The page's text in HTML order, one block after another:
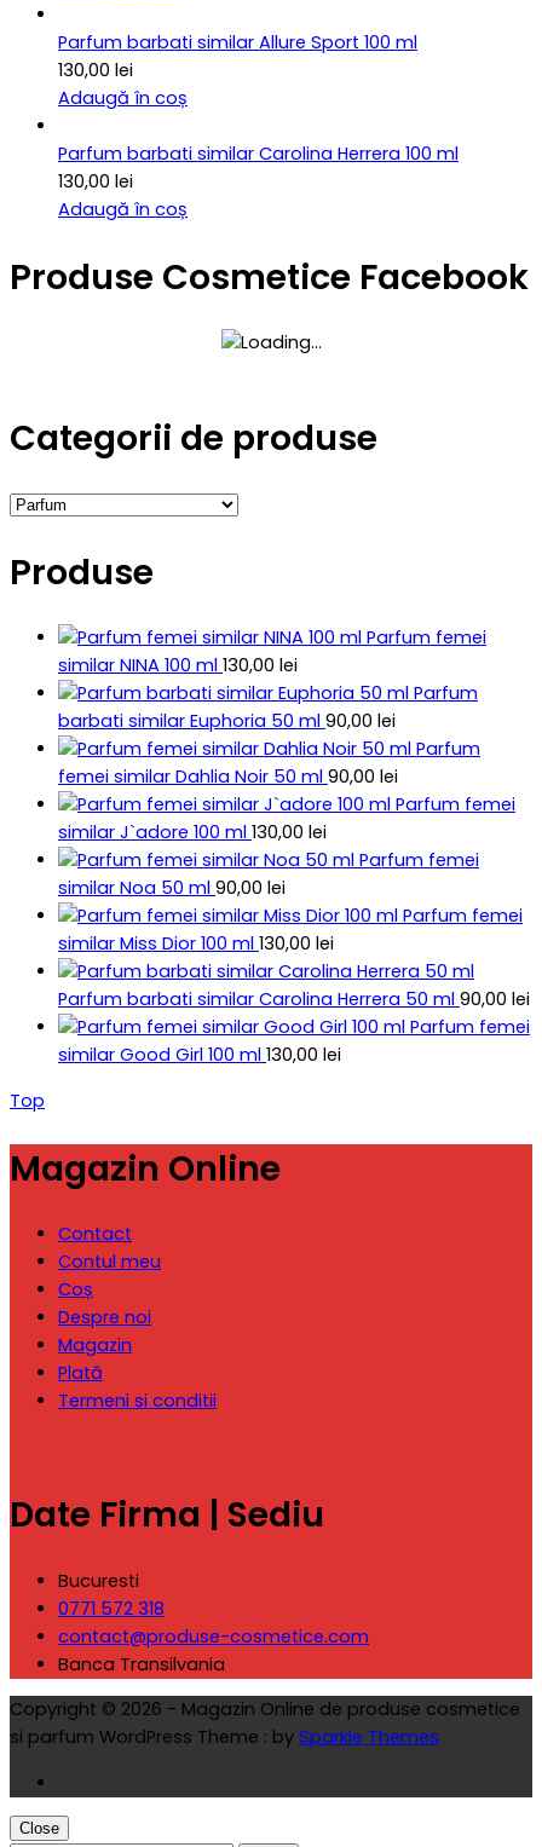
Parfum barbati similar Allure Sport 100 ml
130,00 lei
Adaugă în coș
Parfum barbati similar Carolina Herrera 100 ml
130,00 lei
Adaugă în coș
Produse Cosmetice Facebook
Categorii de produse
Produse
Parfum femei
similar NINA 100 ml 130,00 lei
Parfum
barbati similar Euphoria 50 ml 90,00 lei
Parfum
femei similar Dahlia Noir 50 ml 90,00 lei
Parfum femei
similar J`adore 100 ml 130,00 lei
Parfum femei
similar Noa 50 ml 90,00 lei
Parfum femei
similar Miss Dior 100 ml 130,00 lei
Parfum barbati similar Carolina Herrera 50 ml 90,00 lei
Parfum femei
similar Good Girl 100 ml 130,00 lei
Top
Magazin Online
Contact
Contul meu
Coș
Despre noi
Magazin
Plată
Termeni si conditii
Date Firma | Sediu
Bucuresti
0771 572 318
contact@produse-cosmetice.com
Banca Transilvania
Copyright © 2026 - Magazin Online de produse cosmetice
si parfum WordPress Theme : by Sparkle Themes
Close